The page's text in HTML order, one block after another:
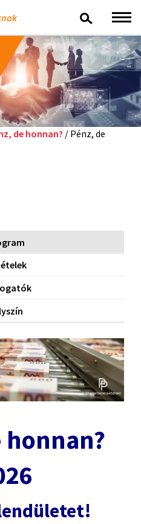
de honnan? / Pénz, de
honnan?